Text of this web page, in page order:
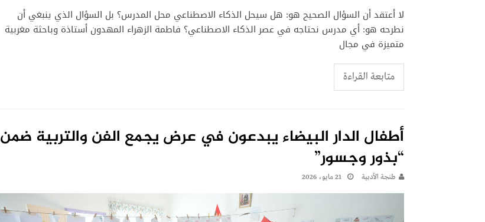
لا أعتقد أن السؤال الصحيح هو: هل سيحل الذكاء الاصطناعي محل المدرس؟ بل السؤال الذي ينبغي أن
نطرحه هو: أي مدرس نحتاجه في عصر الذكاء الاصطناعي؟ فاطمة الزهراء المهدون أستاذة وباحثة مغربية
متميزة في مجال
متابعة القراءة
أطفال الدار البيضاء يبدعون في عرض يجمع الفن والتربية ضمن
“بذور وجسور”
طنجة الأدبية 21 مايو، 2026